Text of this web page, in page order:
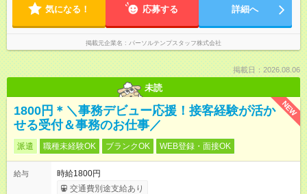
気になる！ 応募する 詳細へ
掲載元企業名 パーソルテンプスタッフ株式会社
掲載日：2026.08.06
未読
NEW
1800円＊＼事務デビュー応援！接客経験が活か
せる受付＆事務のお仕事／
派遣 職種未経験OK ブランクOK WEB登録・面接OK
給与
時給1800円
交通費別途支給あり